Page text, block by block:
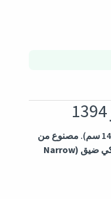
تألقي بإطلالة عصرية تجمع بين الكلاسيكية والجرأة مع هذا الترانشكوت المميز بطول كامل (145 سم). مصنوع من
بقالب تركي ضيق (Narrow